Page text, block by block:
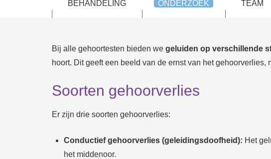
oorziekten
BEHANDELING ONDERZOEK TEAM
Bij alle gehoortesten bieden we geluiden op verschillende
hoort. Dit geeft een beeld van de ernst van het gehoorverlies,
Soorten gehoorverlies
Er zijn drie soorten gehoorverlies:
Conductief gehoorverlies (geleidingsdoofheid): Het
het middenoor.